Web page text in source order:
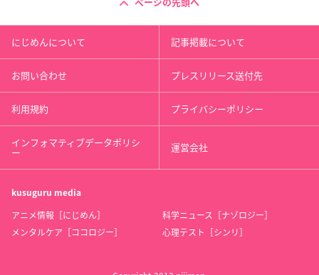
ページの先頭へ
にじめんについて 記事掲載について
お問い合わせ プレスリリース送付先
利用規約 プライバシーポリシー
インフォマティブデータポリシ
ー 運営会社
kusuguru media
アニメ情報［にじめん］
科学ニュース［ナゾロジー］
メンタルケア［ココロジー］
心理テスト［シンリ］